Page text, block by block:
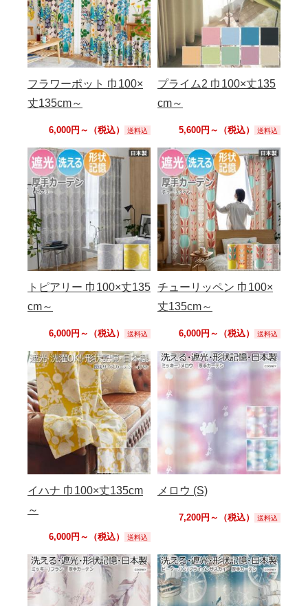
フラワーポット 巾100×
丈135cm～
6,000円～（税込） 送料込
プライム2 巾100×丈135
cm～
5,600円～（税込） 送料込
トピアリー 巾100×丈135
cm～
6,000円～（税込） 送料込
チューリッペン 巾100×
丈135cm～
6,000円～（税込） 送料込
イハナ 巾100×丈135cm
～
6,000円～（税込） 送料込
メロウ (S)
7,200円～（税込） 送料込